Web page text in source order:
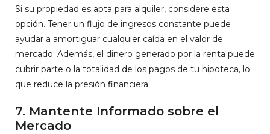
Si su propiedad es apta para alquiler, considere esta
opción. Tener un flujo de ingresos constante puede
ayudar a amortiguar cualquier caída en el valor de
mercado. Además, el dinero generado por la renta puede
cubrir parte o la totalidad de los pagos de tu hipoteca, lo
que reduce la presión financiera.
7. Mantente Informado sobre el
Mercado